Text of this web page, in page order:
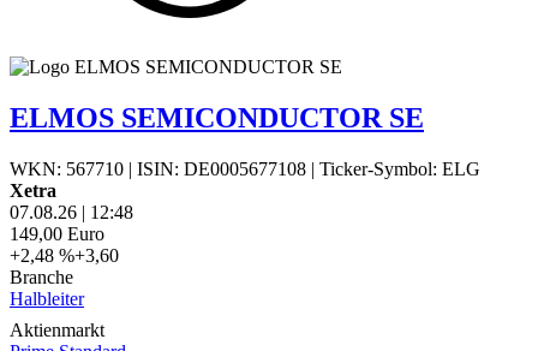
ELMOS SEMICONDUCTOR SE
WKN: 567710 | ISIN: DE0005677108 | Ticker-Symbol: ELG
Xetra
07.08.26 | 12:48
149,00 Euro
+2,48 %+3,60
Branche
Halbleiter
Aktienmarkt